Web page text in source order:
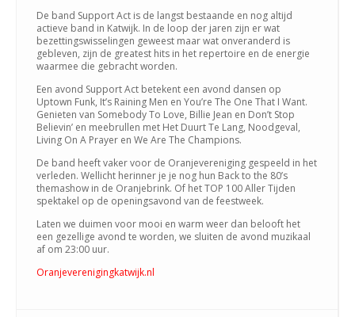
De band Support Act is de langst bestaande en nog altijd
actieve band in Katwijk. In de loop der jaren zijn er wat
bezettingswisselingen geweest maar wat onveranderd is
gebleven, zijn de greatest hits in het repertoire en de energie
waarmee die gebracht worden.
Een avond Support Act betekent een avond dansen op
Uptown Funk, It’s Raining Men en You’re The One That I Want.
Genieten van Somebody To Love, Billie Jean en Don’t Stop
Believin’ en meebrullen met Het Duurt Te Lang, Noodgeval,
Living On A Prayer en We Are The Champions.
De band heeft vaker voor de Oranjevereniging gespeeld in het
verleden. Wellicht herinner je je nog hun Back to the 80’s
themashow in de Oranjebrink. Of het TOP 100 Aller Tijden
spektakel op de openingsavond van de feestweek.
Laten we duimen voor mooi en warm weer dan belooft het
een gezellige avond te worden, we sluiten de avond muzikaal
af om 23:00 uur.
Oranjeverenigingkatwijk.nl